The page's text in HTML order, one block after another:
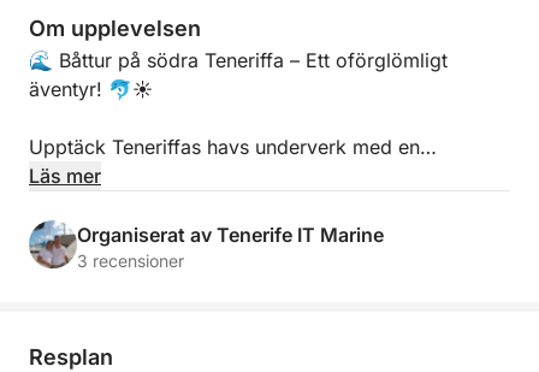
Om upplevelsen
🌊 Båttur på södra Teneriffa – Ett oförglömligt
äventyr! 🐬☀️
Upptäck Teneriffas havs underverk med en
oförglömlig båttur längs öns södra kust! Segla
landskap och upplev Atlantens vilda natur på nära
håll.
Läs mer
Organiserat av Tenerife IT Marine
3 recensioner
Resplan